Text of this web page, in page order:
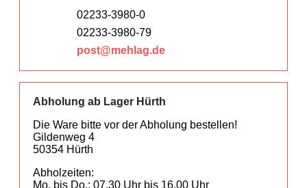
02233-3980-0
02233-3980-79
post@mehlag.de
Abholung ab Lager Hürth
Die Ware bitte vor der Abholung bestellen!
Gildenweg 4
50354 Hürth
Abholzeiten:
Mo. bis Do.: 07.30 Uhr bis 16.00 Uhr